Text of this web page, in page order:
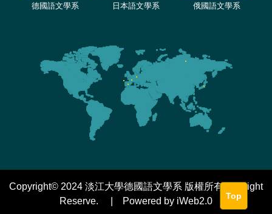
德國語文學系 日本語文學系 俄國語文學系
Copyright© 2024 淡江大學德國語文學系 版權所有 All Right
Reserve. | Powered by iWeb2.0
Top